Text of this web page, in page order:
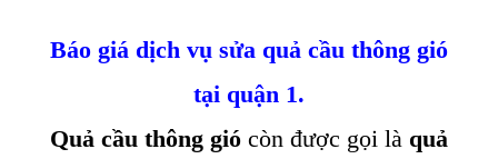
Báo giá dịch vụ sửa quả cầu thông gió
tại quận 1.
Quả cầu thông gió còn được gọi là quả